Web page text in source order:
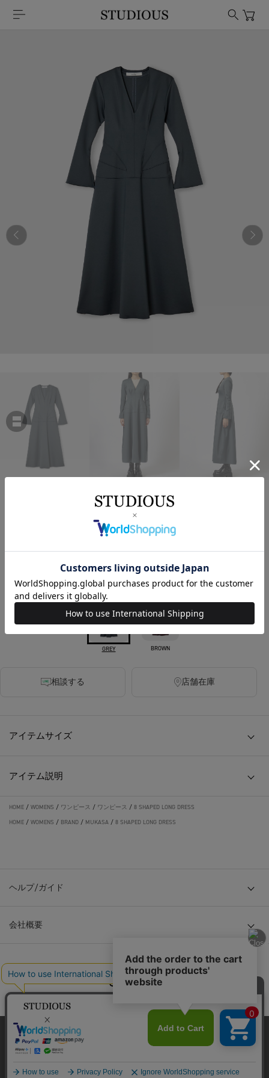
MUKASA
8 SHAPED LONG DRESS
￥74,800
カラー
GREY BROWN
相談する 店舗在庫
アイテムサイズ
アイテム説明
HOME / WOMENS / ワンピース / ワンピース / 8 SHAPED LONG DRESS
HOME / WOMENS / BRAND / MUKASA / 8 SHAPED LONG DRESS
ヘルプ/ガイド
会社概要
© TOKYO BASE CO., LTD
当サイトはクッキー(cookie)を使用します。クッキーはサイト内
の一部の機能および、サイトの使用状況の分析からマーケティ
ング活動に利用することを目的としています。
プライバシーポリシーはこちら